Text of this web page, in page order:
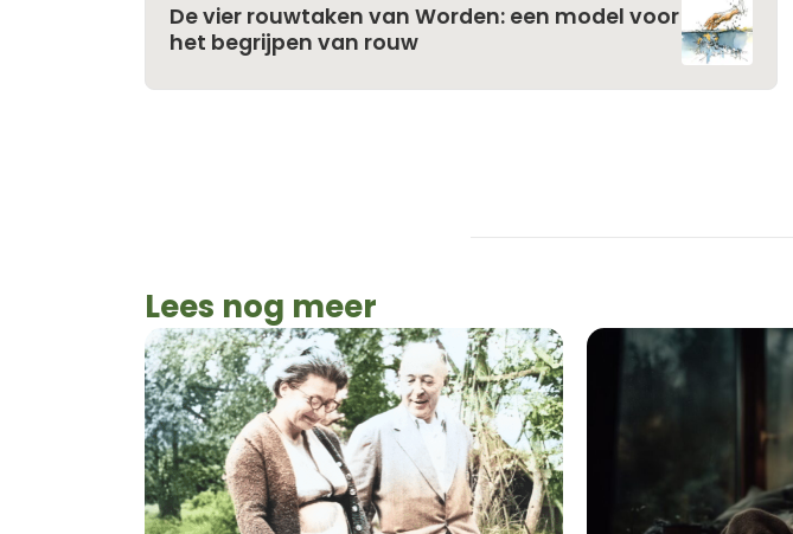
De vier rouwtaken van Worden: een model voor
het begrijpen van rouw
Lees nog meer